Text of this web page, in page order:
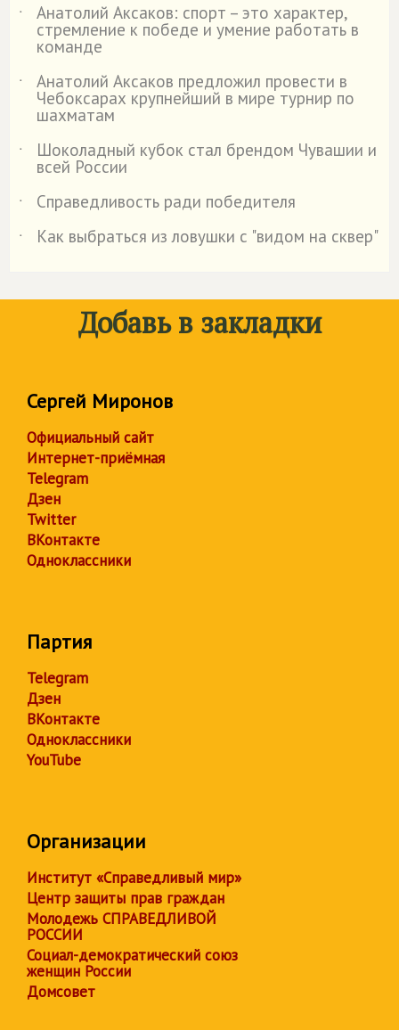
˙ Анатолий Аксаков: спорт – это характер,
стремление к победе и умение работать в
команде
˙
Анатолий Аксаков предложил провести в
Чебоксарах крупнейший в мире турнир по
шахматам
˙
Шоколадный кубок стал брендом Чувашии и
всей России
˙
Справедливость ради победителя
˙
Как выбраться из ловушки с "видом на сквер"
Добавь в закладки
Сергей Миронов
Официальный сайт
Интернет-приёмная
Telegram
Дзен
Twitter
ВКонтакте
Одноклассники
Партия
Telegram
Дзен
ВКонтакте
Одноклассники
YouTube
Организации
Институт «Справедливый мир»
Центр защиты прав граждан
Молодежь СПРАВЕДЛИВОЙ
РОССИИ
Социал-демократический союз
женщин России
Домсовет